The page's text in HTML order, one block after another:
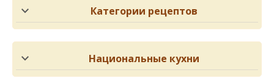
Категории рецептов
Национальные кухни